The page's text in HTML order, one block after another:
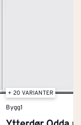
+ 20 VARIANTER
Bygg1